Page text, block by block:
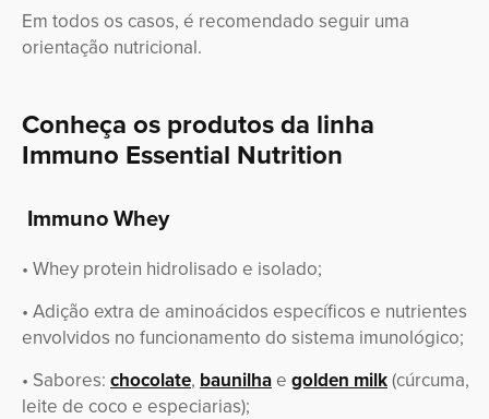
Em todos os casos, é recomendado seguir uma
orientação nutricional.
Conheça os produtos da linha
Immuno Essential Nutrition
Immuno Whey
• Whey protein hidrolisado e isolado;
• Adição extra de aminoácidos específicos e nutrientes
envolvidos no funcionamento do sistema imunológico;
• Sabores: chocolate, baunilhae golden milk(cúrcuma,
leite de coco e especiarias);